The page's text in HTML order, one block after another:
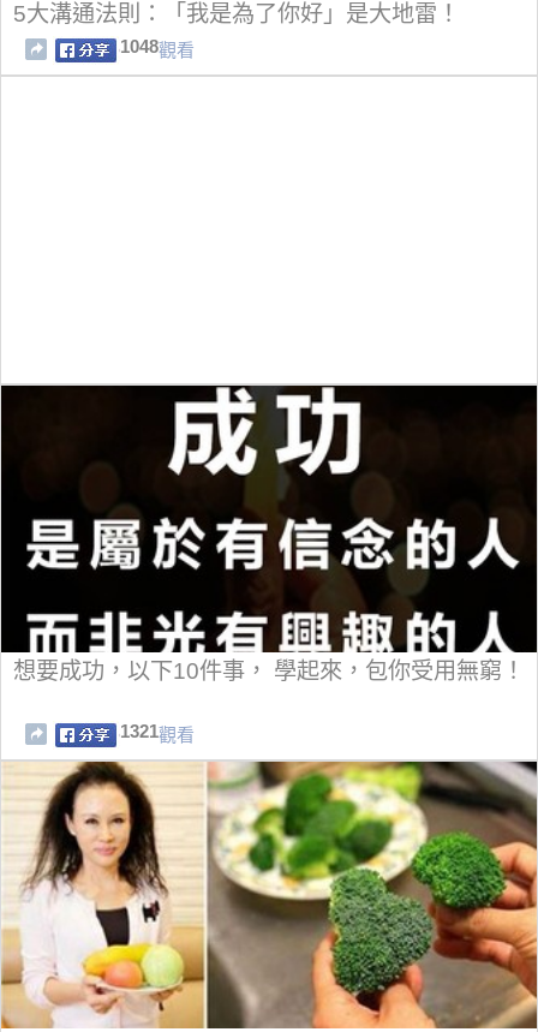
5大溝通法則：「我是為了你好」是大地雷！
1048觀看
想要成功，以下10件事， 學起來，包你受用無窮！
1321觀看